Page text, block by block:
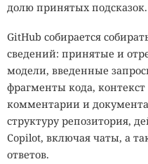
долю принятых подсказок.
GitHub собирается
сведений: принятые и
модели, введенные
фрагменты кода,
комментарии и
структуру репозитория,
Copilot, включая чаты, а
ответов.